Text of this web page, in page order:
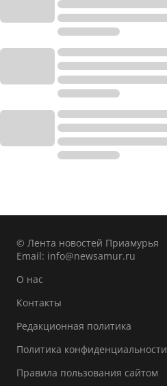
© Лента новостей Приамурья
Email: info@newsamur.ru
О нас
Контакты
Редакционная политика
Политика конфиденциальности
Правила пользования сайтом